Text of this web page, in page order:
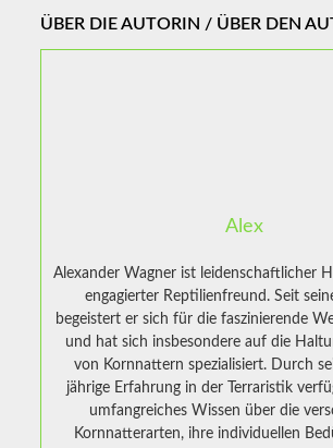
ÜBER DIE AUTORIN / ÜBER DEN
Alex
Alexander Wagner ist leidenschaftlicher
engagierter Reptilienfreund. Seit
begeistert er sich für die faszinierende
und hat sich insbesondere auf die
von Kornnattern spezialisiert. Durch
jährige Erfahrung in der Terraristik
umfangreiches Wissen über die
Kornnatterarten, ihre individuellen